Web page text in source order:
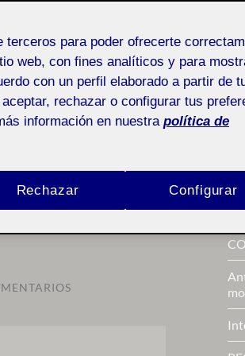
P3
y
terceros para poder ofrecerte
web, con fines analíticos y para
con un perfil elaborado a partir de
rechazar o configurar tus
información en nuestra política de
Rechazar Configurar